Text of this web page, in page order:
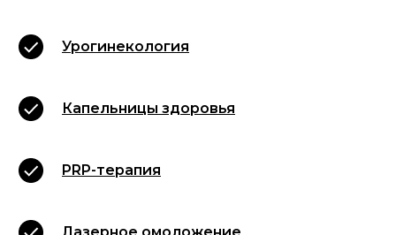
Урогинекология
Капельницы здоровья
PRP-терапия
Лазерное омоложение